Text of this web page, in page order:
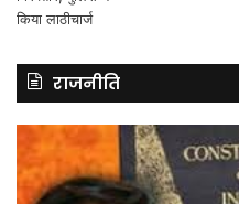
राजनीति